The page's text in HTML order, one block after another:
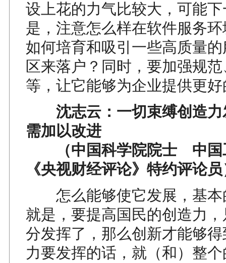
设上花的力气比较大，可能
是，注意怎么样在软件服务
如何培育和吸引一些高质量
区来落户？同时，要加强规
等，让它能够为企业提供更
沈志云：一切束缚创造力
需加以改进
（中国科学院院士 中国
《央视财经评论》特约评论
怎么能够使它发展，基本
就是，要提高国民的创造力
分发挥了，那么创新才能够
力要发挥的话，就（和）整